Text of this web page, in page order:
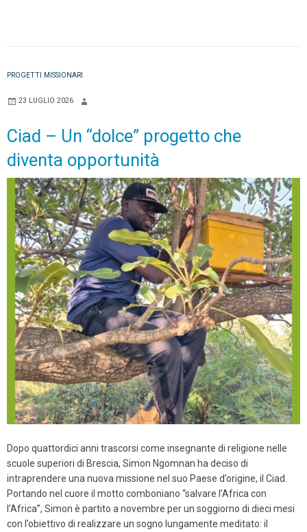
PROGETTI MISSIONARI
23 LUGLIO 2026
Ciad – Un “dolce” progetto che
diventa opportunità
Dopo quattordici anni trascorsi come insegnante di religione nelle
scuole superiori di Brescia, Simon Ngomnan ha deciso di
intraprendere una nuova missione nel suo Paese d’origine, il Ciad.
Portando nel cuore il motto comboniano “salvare l’Africa con
l’Africa”, Simon è partito a novembre per un soggiorno di dieci mesi
con l’obiettivo di realizzare un sogno lungamente meditato: il